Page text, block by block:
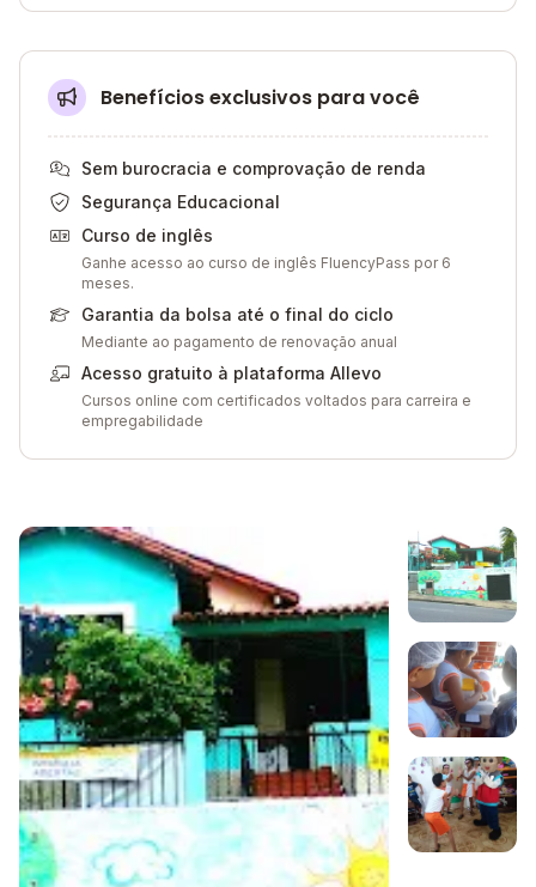
Benefícios exclusivos para você
Sem burocracia e comprovação de renda
Segurança Educacional
Curso de inglês
Ganhe acesso ao curso de inglês FluencyPass por 6
meses.
Garantia da bolsa até o final do ciclo
Mediante ao pagamento de renovação anual
Acesso gratuito à plataforma Allevo
Cursos online com certificados voltados para carreira e
empregabilidade
Galeria de imagem
Imagem 1
Imagem 2